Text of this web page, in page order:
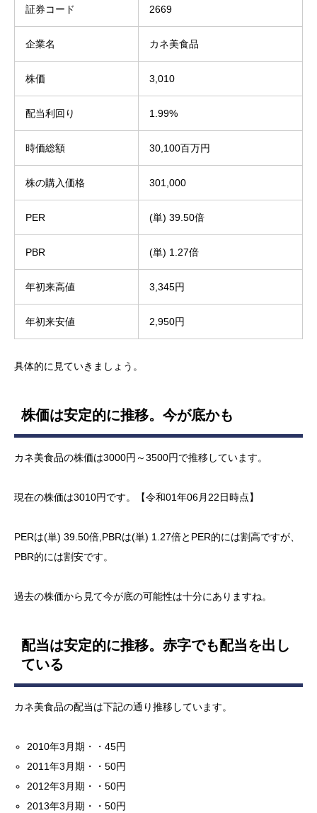
証券コード 2669
企業名 カネ美食品
株価 3,010
配当利回り 1.99%
時価総額 30,100百万円
株の購入価格 301,000
PER (単) 39.50倍
PBR (単) 1.27倍
年初来高値 3,345円
年初来安値 2,950円
具体的に見ていきましょう。
株価は安定的に推移。今が底かも
カネ美食品の株価は3000円～3500円で推移しています。
現在の株価は3010円です。【令和01年06月22日時点】
PERは(単) 39.50倍,PBRは(単) 1.27倍とPER的には割高ですが、
PBR的には割安です。
過去の株価から見て今が底の可能性は十分にありますね。
配当は安定的に推移。赤字でも配当を出し
ている
カネ美食品の配当は下記の通り推移しています。
2010年3月期・・45円
2011年3月期・・50円
2012年3月期・・50円
2013年3月期・・50円